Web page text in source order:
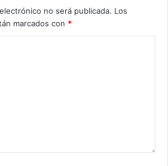
no será publicada. Los
marcados con *